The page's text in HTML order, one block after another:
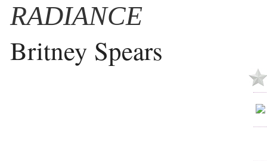
RADIANCE
Britney Spears